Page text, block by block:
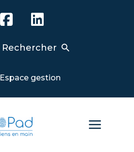
Espace gestion
a